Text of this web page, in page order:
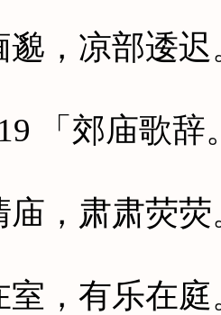
凉部逶迟
郊庙歌辞
肃肃荧荧
有乐在庭